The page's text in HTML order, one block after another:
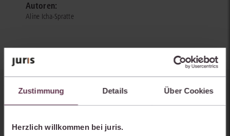
Zustimmung Details Über Cookies
Herzlich willkommen bei juris.
Autoren:
Aline Icha-Spratte
Sie kennen juris noch nicht?
Praxiswissensmanagement der Zukunft gestaltet, welche